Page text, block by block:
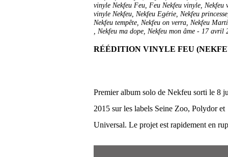
vinyle Nekfeu Feu, Feu Nekfeu vinyle, Nekfeu
vinyle Nekfeu, Nekfeu Egérie, Nekfeu princesse
Nekfeu tempête, Nekfeu on verra, Nekfeu
, Nekfeu ma dope, Nekfeu mon âme - 17 avril
RÉÉDITION VINYLE FEU
Premier album solo de Nekfeu sorti le 8
2015 sur les labels Seine Zoo, Polydor et
Universal. Le projet est rapidement en